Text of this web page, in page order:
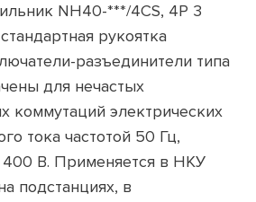
NH40-***/4CS, 4P 3
рукоятка
разъединители типа
для нечастых
коммутаций электрических
тока частотой 50 Гц,
В. Применяется в НКУ
подстанциях, в